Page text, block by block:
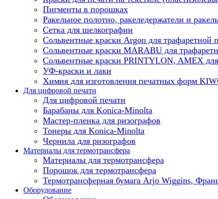
Пигменты в порошках
Ракельное полотно, ракеледержатели и
Сетка для шелкографии
Сольвентные краски Argon для трафаретной
Сольвентные краски MARABU для
Сольвентные краски PRINTYLON, AMEX
УФ-краски и лаки
Химия для изготовления печатных форм
Для цифровой печати
Для цифровой печати
Барабаны для Konica-Minolta
Мастер-пленка для ризографов
Тонеры для Konica-Minolta
Чернила для ризографов
Материалы для термотрансфера
Материалы для термотрансфера
Порошок для термотрансфера
Термотрансферная бумага Arjo Wiggins,
Оборудование